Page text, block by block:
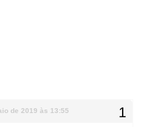
de 2019 às 13:55